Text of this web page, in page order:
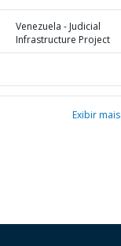
Venezuela - Judicial
Infrastructure Project
Exibir mais